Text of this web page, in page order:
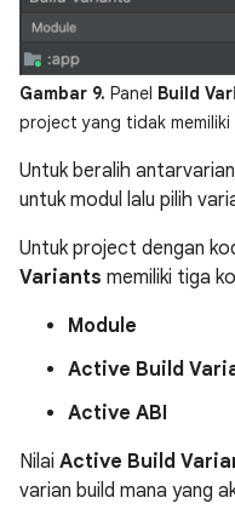
Gambar 9. Panel Build
project yang tidak
Untuk beralih
untuk modul lalu pilih
Untuk project dengan
Variants memiliki tiga
Module
Active Build
Active ABI
Nilai Active Build
varian build mana yang